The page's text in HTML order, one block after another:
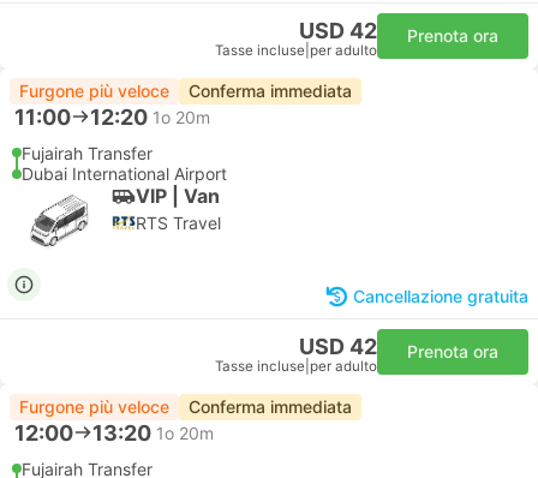
USD 42
Tasse incluse per adulto
Prenota ora
Furgone più veloce Conferma immediata
11:00 12:20 1o 20m
Fujairah Transfer
Dubai International Airport
VIP | Van
RTS Travel
Cancellazione gratuita
USD 42
Tasse incluse per adulto
Prenota ora
Furgone più veloce Conferma immediata
12:00 13:20 1o 20m
Fujairah Transfer